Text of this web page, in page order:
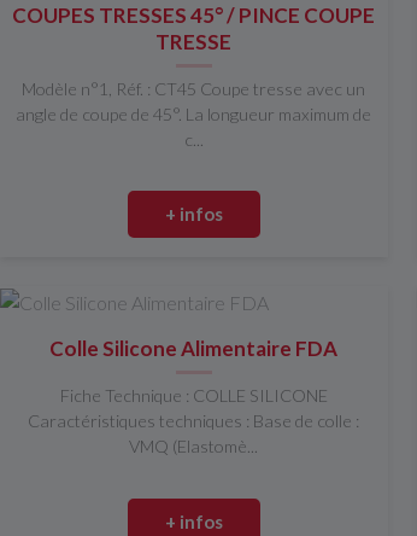
COUPES TRESSES 45° / PINCE COUPE
TRESSE
Modèle n°1, Réf. : CT45 Coupe tresse avec un
angle de coupe de 45°. La longueur maximum de
c...
+ infos
Colle Silicone Alimentaire FDA
Fiche Technique : COLLE SILICONE
Caractéristiques techniques : Base de colle :
VMQ (Elastomè...
+ infos